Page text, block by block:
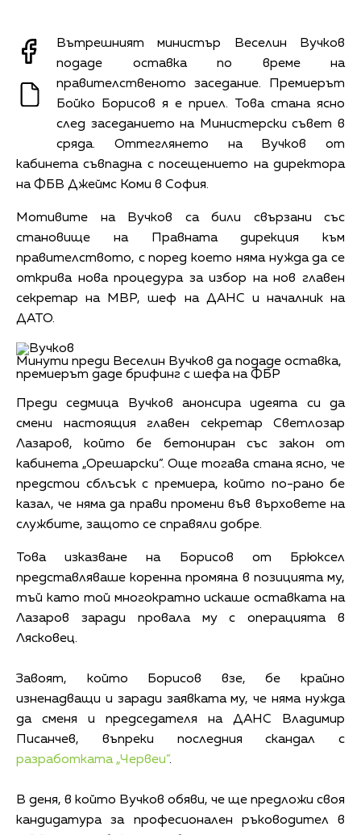
Вътрешният министър Веселин Вучков
подаде оставка по време на
правителственото заседание. Премиерът
Бойко Борисов я е приел. Това стана ясно
след заседанието на Министерски съвет в
сряда. Оттеглянето на Вучков от
кабинета съвпадна с посещението на директора
на ФБВ Джеймс Коми в София.
Мотивите на Вучков са били свързани със
становище на Правната дирекция към
правителството, с поред което няма нужда да се
открива нова процедура за избор на нов главен
секретар на МВР, шеф на ДАНС и началник на
ДАТО.
Минути преди Веселин Вучков да подаде оставка,
премиерът даде брифинг с шефа на ФБР
Преди седмица Вучков анонсира идеята си да
смени настоящия главен секретар Светлозар
Лазаров, който бе бетониран със закон от
кабинета „Орешарски”. Още тогава стана ясно, че
предстои сблъсък с премиера, който по-рано бе
казал, че няма да прави промени във върховете на
службите, защото се справяли добре.
Това изказване на Борисов от Брюксел
представляваше коренна промяна в позицията му,
тъй като той многократно искаше оставката на
Лазаров заради провала му с операцията в
Лясковец.
Завоят, който Борисов взе, бе крайно
изненадващи и заради заявката му, че няма нужда
да сменя и председателя на ДАНС Владимир
Писанчев, въпреки последния скандал с
разработката „Червеи”.
В деня, в който Вучков обяви, че ще предложи своя
кандидатура за професионален ръководител в